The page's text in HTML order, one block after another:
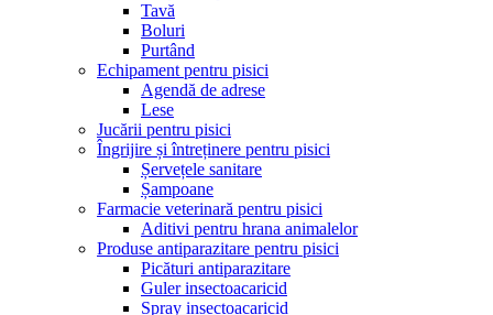
Tavă
Boluri
Purtând
Echipament pentru pisici
Agendă de adrese
Lese
Jucării pentru pisici
Îngrijire și întreținere pentru pisici
Șervețele sanitare
Șampoane
Farmacie veterinară pentru pisici
Aditivi pentru hrana animalelor
Produse antiparazitare pentru pisici
Picături antiparazitare
Guler insectoacaricid
Spray insectoacaricid